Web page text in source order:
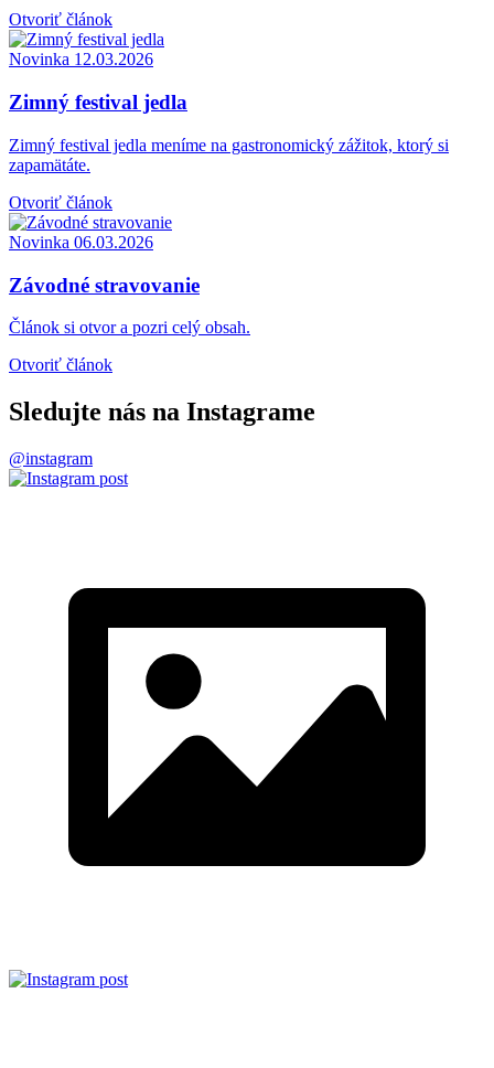
Otvoriť článok
Novinka 12.03.2026
Zimný festival jedla
Zimný festival jedla meníme na gastronomický zážitok, ktorý si
zapamätáte.
Otvoriť článok
Novinka 06.03.2026
Závodné stravovanie
Článok si otvor a pozri celý obsah.
Otvoriť článok
Sledujte nás na Instagrame
@instagram